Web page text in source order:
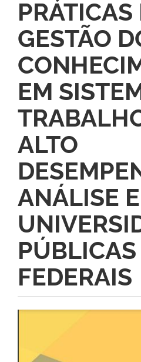
PRÁTICAS
GESTÃO
EM
ALTO
ANÁLISE
PÚBLICAS
FEDERAIS